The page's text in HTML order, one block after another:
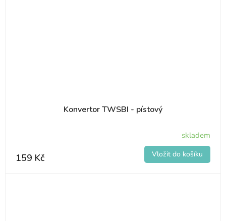
Konvertor TWSBI - pístový
skladem
159 Kč